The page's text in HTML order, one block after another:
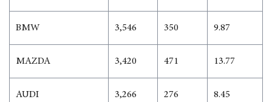
BMW 3,546 350 9.87
MAZDA 3,420 471 13.77
AUDI 3,266 276 8.45